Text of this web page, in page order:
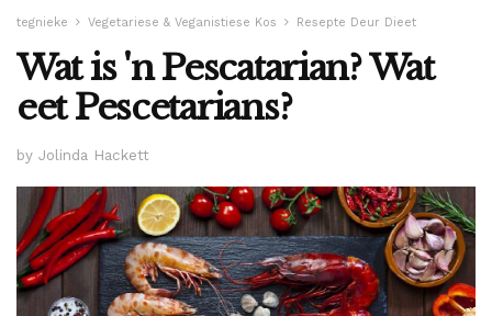
tegnieke
Vegetariese & Veganistiese Kos Resepte Deur Dieet
Wat is 'n Pescatarian? Wat
eet Pescetarians?
by Jolinda Hackett